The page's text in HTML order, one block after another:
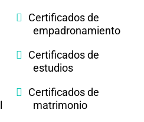
Certificados de
empadronamiento
Certificados de
estudios
Certificados de
matrimonio